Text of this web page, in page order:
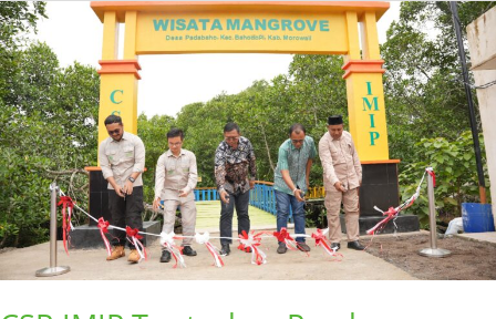
CSR
IMIP
Tuntaskan
Pembangunan
Desa
Wisata
Mangrove
Padabaho